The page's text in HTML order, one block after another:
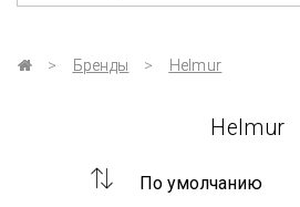
Бренды Helmur
Helmur